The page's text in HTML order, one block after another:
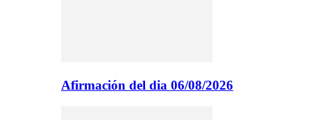
Afirmación del dia 06/08/2026